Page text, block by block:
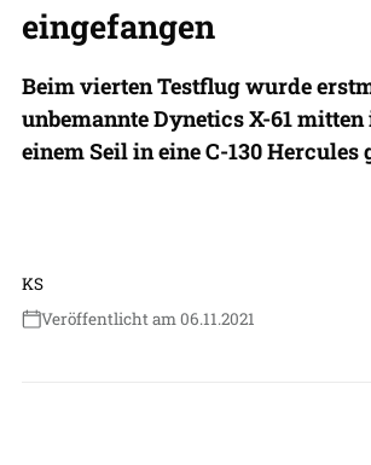
eingefangen
Beim vierten Testflug wurde
unbemannte Dynetics X-61
einem Seil in eine C-130 Hercules
KS
Veröffentlicht am 06.11.2021